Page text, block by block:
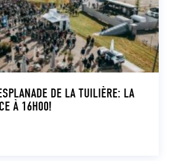
DE LA TUILIÈRE: LA
À 16H00!